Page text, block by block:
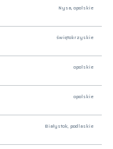
Nysa, opolskie
świętokrzyskie
opolskie
opolskie
Białystok, podlaskie